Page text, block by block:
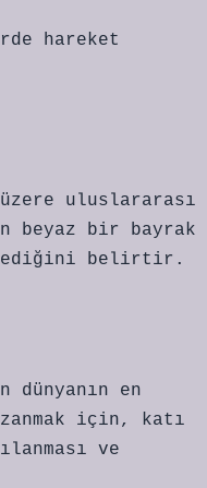
hareket
uluslararası
beyaz bir bayrak
belirtir.
en
için, katı
ve